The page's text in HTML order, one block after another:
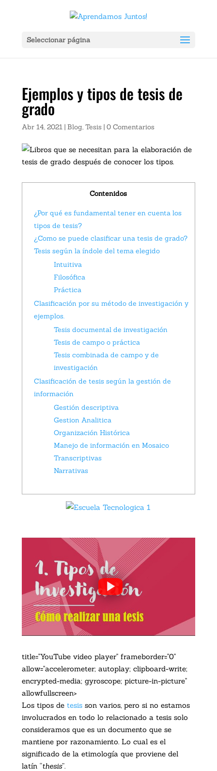
Portátil Gadnic Power Bank 20000mah 2 Usb Color Negro Carga
Seleccionar página
Ejemplos y tipos de tesis de
grado
Abr 14, 2021| Blog, Tesis | 0 Comentarios
Contenidos
¿Por qué es fundamental tener en cuenta los
tipos de tesis?
¿Como se puede clasificar una tesis de grado?
Tesis según la índole del tema elegido
Intuitiva
Filosófica
Práctica
Clasificación por su método de investigación y
ejemplos.
Tesis documental de investigación
Tesis de campo o práctica
Tesis combinada de campo y de
investigación
Clasificación de tesis según la gestión de
información
Gestión descriptiva
Gestion Analitica
Organización Histórica
Manejo de información en Mosaico
Transcriptivas
Narrativas
title="YouTube video player" frameborder="0"
allow="accelerometer; autoplay; clipboard-write;
encrypted-media; gyroscope; picture-in-picture"
allowfullscreen>
Los tipos de tesisson varios, pero si no estamos
involucrados en todo lo relacionado a tesis solo
consideramos que es un documento que se
mantiene por razonamiento. Lo cual es el
significado de la etimología que proviene del
latín “thesis”.